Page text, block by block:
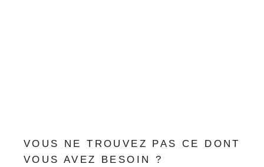
VOUS NE TROUVEZ PAS CE DONT
VOUS AVEZ BESOIN ?